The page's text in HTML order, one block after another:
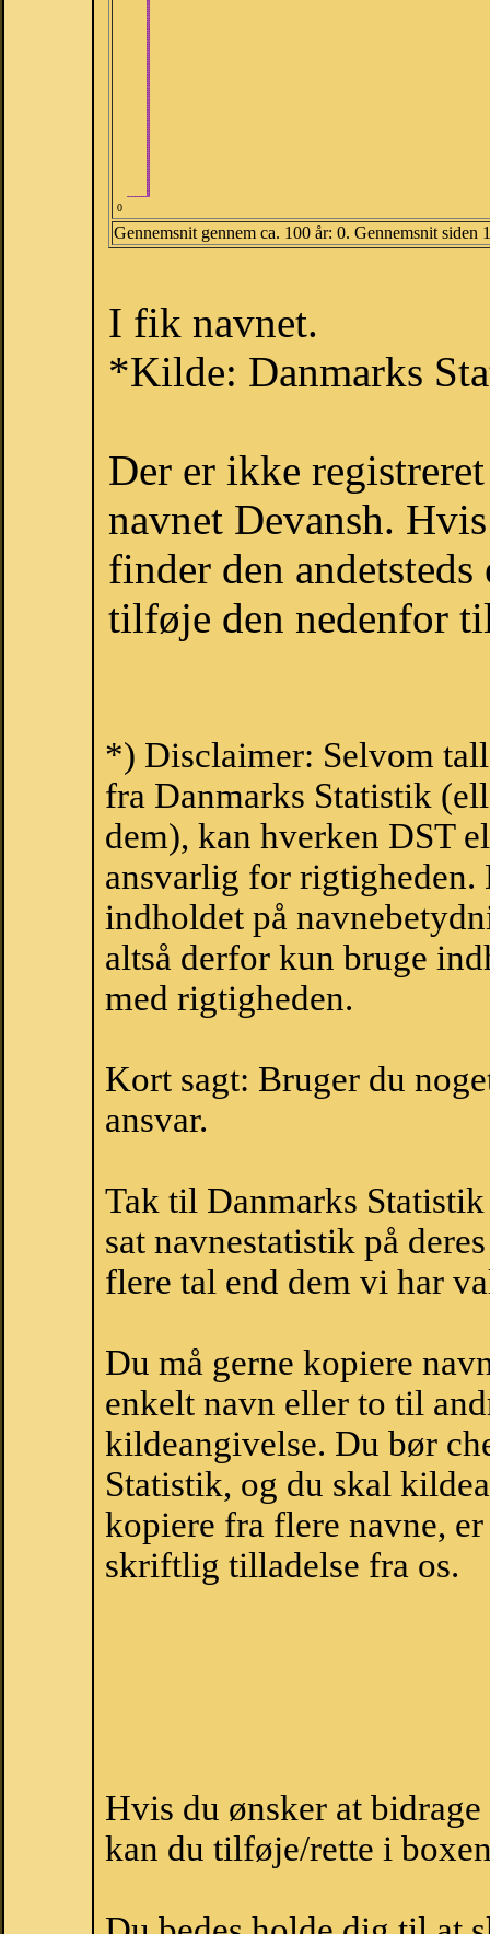
0
Gennemsnit gennem ca. 100 år: 0. Gennemsnit siden
I fik navnet.
*Kilde: Danmarks
Der er ikke
navnet Devansh.
finder den
tilføje den nedenfor
*) Disclaimer: Selvom
fra Danmarks Statistik
dem), kan hverken DST
ansvarlig for
indholdet på
altså derfor kun bruge
med rigtigheden.
Kort sagt: Bruger du
ansvar.
Tak til Danmarks
sat navnestatistik på
flere tal end dem vi har
Du må gerne kopiere
enkelt navn eller to til
kildeangivelse. Du bør
Statistik, og du skal
kopiere fra flere navne,
skriftlig tilladelse fra os.
Hvis du ønsker at
kan du tilføje/rette i